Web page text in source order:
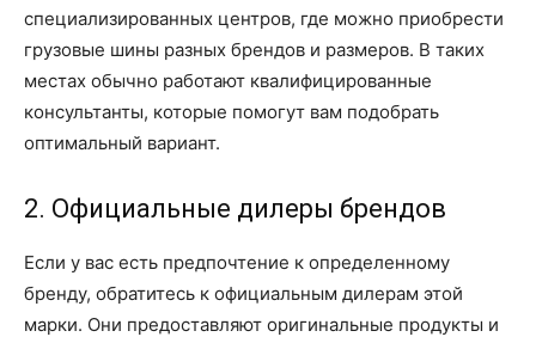
специализированных центров, где можно приобрести
грузовые шины разных брендов и размеров. В таких
местах обычно работают квалифицированные
консультанты, которые помогут вам подобрать
оптимальный вариант.
2. Официальные дилеры брендов
Если у вас есть предпочтение к определенному
бренду, обратитесь к официальным дилерам этой
марки. Они предоставляют оригинальные продукты и